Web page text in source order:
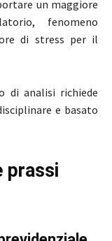
un maggiore
fenomeno
di stress per il
di analisi richiede
e basato
prassi